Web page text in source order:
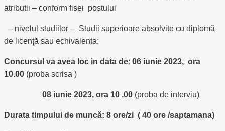
atributii – conform fisei postului
– nivelul studiilor – Studii superioare absolvite cu diplomă
de licenţă sau echivalenta;
Concursul va avea loc in data de: 06 iunie 2023, ora
10.00 (proba scrisa )
08 iunie 2023, ora 10 .00 (proba de interviu)
Durata timpului de muncă: 8 ore/zi ( 40 ore /saptamana)